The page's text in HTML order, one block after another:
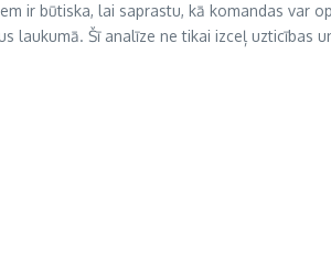
ir būtiska, lai saprastu, kā komandas var
Šī analīze ne tikai izceļ uzticības